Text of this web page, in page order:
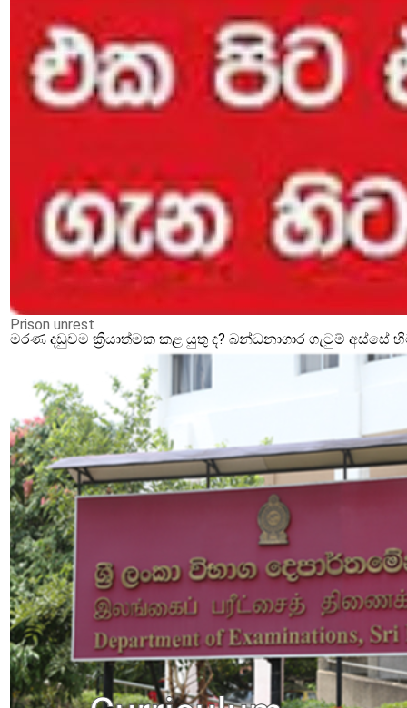
Prison unrest
මරණ දඩුවම ක්‍රියාත්මක කළ යුතු ද? බන්ධනාගාර ගැටුම්